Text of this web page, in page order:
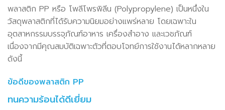
พลาสติก PP หรือ โพลีโพรพิลีน (Polypropylene) เป็นหนึ่งใน
วัสดุพลาสติกที่ได้รับความนิยมอย่างแพร่หลาย โดยเฉพาะใน
อุตสาหกรรมบรรจุภัณฑ์อาหาร เครื่องสำอาง และเวชภัณฑ์
เนื่องจากมีคุณสมบัติเฉพาะตัวที่ตอบโจทย์การใช้งานได้หลากหลาย
ดังนี้
ข้อดีของพลาสติก PP
ทนความร้อนได้ดีเยี่ยม